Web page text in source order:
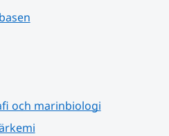
och marinbiologi